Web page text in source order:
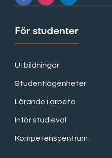
För studenter
Utbildningar
Studentlägenheter
Lärande i arbete
Inför studieval
Kompetenscentrum